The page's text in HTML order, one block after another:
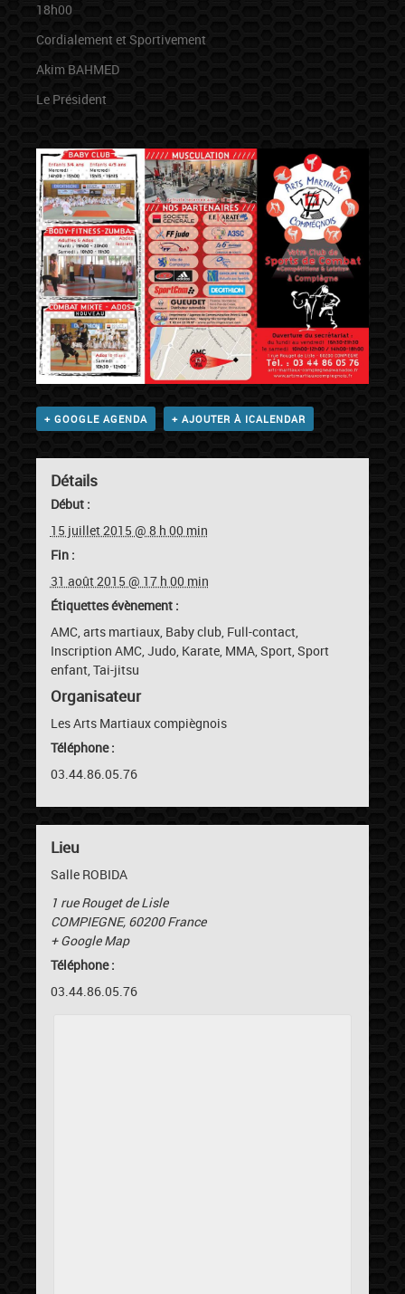
18h00
Cordialement et Sportivement
Akim BAHMED
Le Président
+ GOOGLE AGENDA + AJOUTER À ICALENDAR
Détails
Début :
15 juillet 2015 @ 8 h 00 min
Fin :
31 août 2015 @ 17 h 00 min
Étiquettes évènement :
AMC,arts martiaux, Baby club, Full-contact,
Inscription AMC,Judo, Karate, MMA,Sport,Sport
enfant,Tai-jitsu
Organisateur
Les Arts Martiaux compiègnois
Téléphone :
03.44.86.05.76
Lieu
Salle ROBIDA
1 rue Rouget de Lisle
COMPIEGNE, 60200 France
+ Google Map
Téléphone :
03.44.86.05.76